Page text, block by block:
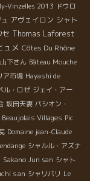
Vinzelles 2013 ドウロ
アヴェイロン シャト
セ Thomas Laforest
ュメ Côtes Du Rhône
下さん Bâteau Mouche
ア市場 Hayashi de
ル・ロゼ ジェイ・アー
坂田夫妻 パシオン・
Beaujolais Villages Pic
Domaine jean-Claude
シャルル・アズナ
Sakano Jun san シャト
san シャリバリ Le